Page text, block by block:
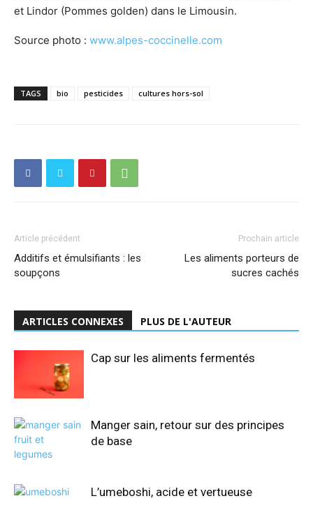
et Lindor (Pommes golden) dans le Limousin.
Source photo : www.alpes-coccinelle.com
TAGS bio pesticides cultures hors-sol
Article précédent
Additifs et émulsifiants : les
soupçons
Prochain article
Les aliments porteurs de
sucres cachés
ARTICLES CONNEXES PLUS DE L'AUTEUR
Cap sur les aliments fermentés
Manger sain, retour sur des principes
de base
L’umeboshi, acide et vertueuse